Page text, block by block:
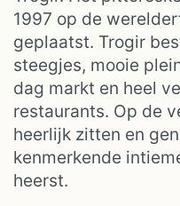
1997 op de
geplaatst. Trogir
steegjes, mooie
dag markt en heel
restaurants. Op de
heerlijk zitten en
kenmerkende
heerst.